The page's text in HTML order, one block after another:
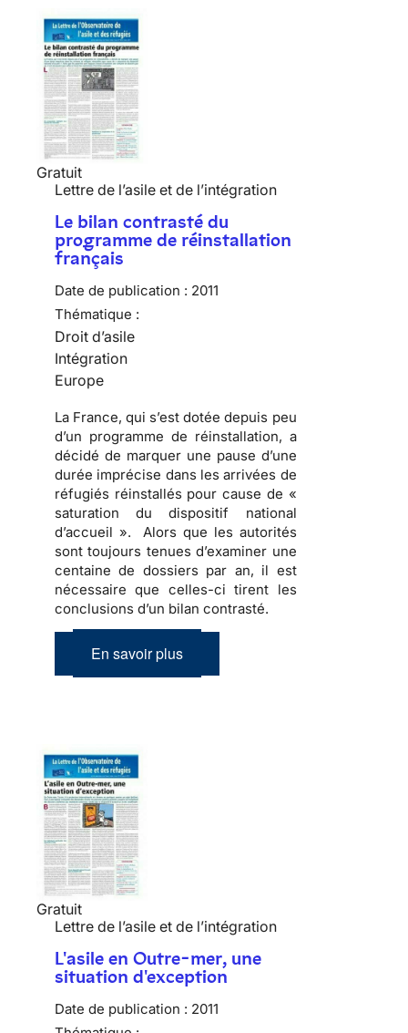
Gratuit
Lettre de l’asile et de l’intégration
Le bilan contrasté du
programme de réinstallation
français
Date de publication : 2011
Thématique :
Droit d’asile
Intégration
Europe
La France, qui s’est dotée depuis peu
d’un programme de réinstallation, a
décidé de marquer une pause d’une
durée imprécise dans les arrivées de
réfugiés réinstallés pour cause de «
saturation du dispositif national
d’accueil ». Alors que les autorités
sont toujours tenues d’examiner une
centaine de dossiers par an, il est
nécessaire que celles-ci tirent les
conclusions d’un bilan contrasté.
En savoir plus
Gratuit
Lettre de l’asile et de l’intégration
L'asile en Outre-mer, une
situation d'exception
Date de publication : 2011